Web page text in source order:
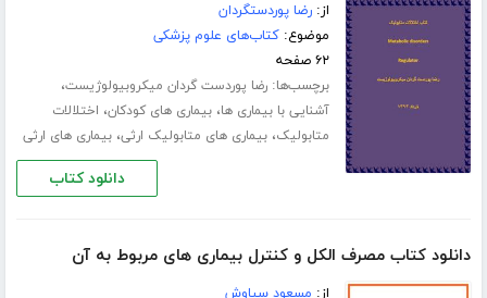
از:رضا پوردستگردان
موضوع:کتاب‌های علوم پزشکی
۶۲ صفحه
برچسب‌ها:رضا پوردست گردان میکروبیولوژیست،
آشنایی با بیماری ها،بیماری های کودکان، اختلالات
متابولیک،بیماری های متابولیک ارثی،بیماری های ارثی
دانلود کتاب
دانلود کتاب مصرف الکل و کنترل بیماری های مربوط به آن
از: مسعود سیاوش